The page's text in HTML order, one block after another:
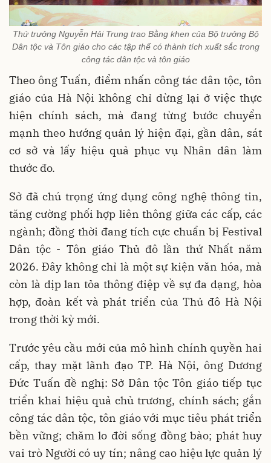
Thứ trưởng Nguyễn Hải Trung trao Bằng khen của Bộ trưởng Bộ
Dân tộc và Tôn giáo cho các tập thể có thành tích xuất sắc trong
công tác dân tộc và tôn giáo
Theo ông Tuấn, điểm nhấn công tác dân tộc, tôn
giáo của Hà Nội không chỉ dừng lại ở việc thực
hiện chính sách, mà đang từng bước chuyển
mạnh theo hướng quản lý hiện đại, gần dân, sát
cơ sở và lấy hiệu quả phục vụ Nhân dân làm
thước đo.
Sở đã chú trọng ứng dụng công nghệ thông tin,
tăng cường phối hợp liên thông giữa các cấp, các
ngành; đồng thời đang tích cực chuẩn bị Festival
Dân tộc - Tôn giáo Thủ đô lần thứ Nhất năm
2026. Đây không chỉ là một sự kiện văn hóa, mà
còn là dịp lan tỏa thông điệp về sự đa dạng, hòa
hợp, đoàn kết và phát triển của Thủ đô Hà Nội
trong thời kỳ mới.
Trước yêu cầu mới của mô hình chính quyền hai
cấp, thay mặt lãnh đạo TP. Hà Nội, ông Dương
Đức Tuấn đề nghị: Sở Dân tộc Tôn giáo tiếp tục
triển khai hiệu quả chủ trương, chính sách; gắn
công tác dân tộc, tôn giáo với mục tiêu phát triển
bền vững; chăm lo đời sống đồng bào; phát huy
vai trò Người có uy tín; nâng cao hiệu lực quản lý